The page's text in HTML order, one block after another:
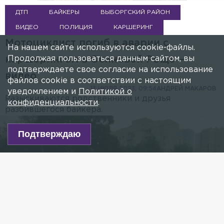
Opacity
Opacity
Color
Opacity
Font Size
Text Edge Style
Font Family
Reset Done
Close Modal Dialog
End of dialog window.
ДТП БАЙКЕРЫ ВЫБОРГСКИЙ РАЙОН
ВИДЕО ПОЛИЦИЯ КАРШЕРИНГ
Мотоциклист погиб в аварии с
каршерингом в Осиновой Роще —
видео
13 ИЮЛЯ 2023, 09:54
Разыскиваются родственники и друзья
разбившегося байкера.
На нашем сайте используются cookie-файлы.
Продолжая пользоваться данным сайтом, вы
подтверждаете свое согласие на использование
файлов cookie в соответствии с настоящим
уведомлением и
Политикой о
конфиденциальности.
Подтверждаю